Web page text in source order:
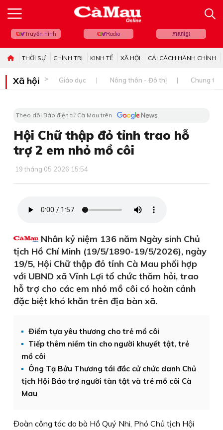
Truyền hình Radio ភាសាខ្មែរ
THỜI SỰ CHÍNH TRỊ KINH TẾ XÃ HỘI CẢI CÁCH HÀNH CHÍNH
Xã hội Giáo dục Nông thôn - Đô thị Chung
Theo dõi Báo điện tử Cà Mau trên
Hội Chữ thập đỏ tỉnh trao hỗ
trợ 2 em nhỏ mồ côi
19 tháng 05 2026 15:54
Nhân kỷ niệm 136 năm Ngày sinh Chủ
tịch Hồ Chí Minh (19/5/1890-19/5/2026), ngày
19/5, Hội Chữ thập đỏ tỉnh Cà Mau phối hợp
với UBND xã Vĩnh Lợi tổ chức thăm hỏi, trao
hỗ trợ cho các em nhỏ mồ côi có hoàn cảnh
đặc biệt khó khăn trên địa bàn xã.
Ðiểm tựa yêu thương cho trẻ mồ côi
Tiếp thêm niềm tin cho người khuyết tật, trẻ
mồ côi
Ông Tạ Bửu Thương tái đắc cử chức danh Chủ
tịch Hội Bảo trợ người tàn tật và trẻ mồ côi Cà
Mau
Đoàn công tác do bà Hồ Quý Nhi, Phó Chủ tịch Hội